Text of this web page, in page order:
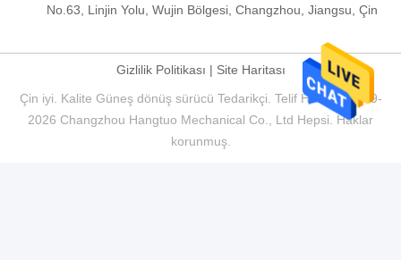
No.63, Linjin Yolu, Wujin Bölgesi, Changzhou, Jiangsu, Çin
Gizlilik Politikası | Site Haritası
Çin iyi. Kalite Güneş dönüş sürücü Tedarikçi. Telif Hakkı © 2019-
2026 Changzhou Hangtuo Mechanical Co., Ltd Hepsi. Haklar
korunmuş.